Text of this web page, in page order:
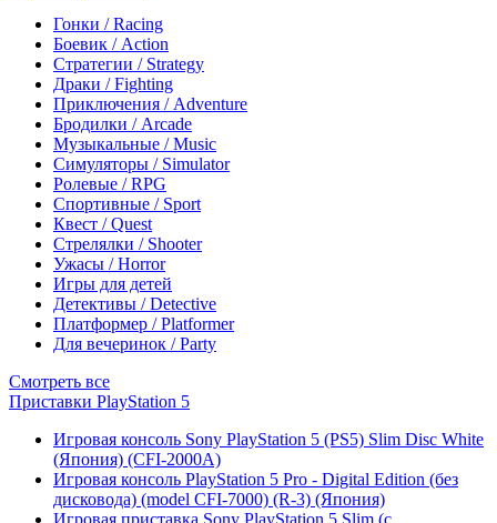
Гонки / Racing
Боевик / Action
Стратегии / Strategy
Драки / Fighting
Приключения / Adventure
Бродилки / Arcade
Музыкальные / Music
Симуляторы / Simulator
Ролевые / RPG
Спортивные / Sport
Квест / Quest
Стрелялки / Shooter
Ужасы / Horror
Игры для детей
Детективы / Detective
Платформер / Platformer
Для вечеринок / Party
Смотреть все
Приставки PlayStation 5
Игровая консоль Sony PlayStation 5 (PS5) Slim Disc White
(Япония) (CFI-2000A)
Игровая консоль PlayStation 5 Pro - Digital Edition (без
дисковода) (model CFI-7000) (R-3) (Япония)
Игровая приставка Sony PlayStation 5 Slim (с